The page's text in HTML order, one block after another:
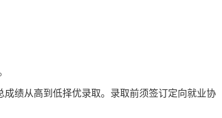
绩从高到低择优录取。录取前须签订定向就业协